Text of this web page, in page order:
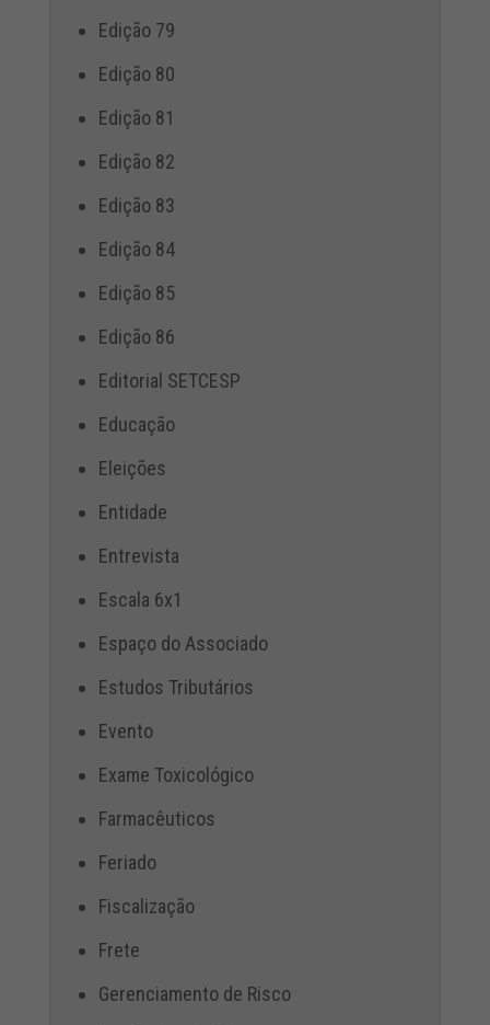
Edição 79
Edição 80
Edição 81
Edição 82
Edição 83
Edição 84
Edição 85
Edição 86
Editorial SETCESP
Educação
Eleições
Entidade
Entrevista
Escala 6x1
Espaço do Associado
Estudos Tributários
Evento
Exame Toxicológico
Farmacêuticos
Feriado
Fiscalização
Frete
Gerenciamento de Risco